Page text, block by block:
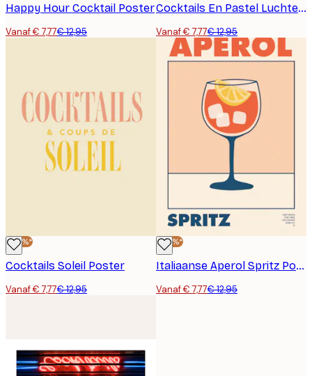
Happy Hour Cocktail Poster
Vanaf € 7,77€ 12,95
Cocktails En Pastel Luchten Poster
Vanaf € 7,77€ 12,95
-40%*
Cocktails Soleil Poster
Vanaf € 7,77€ 12,95
-40%*
Italiaanse Aperol Spritz Poster
Vanaf € 7,77€ 12,95